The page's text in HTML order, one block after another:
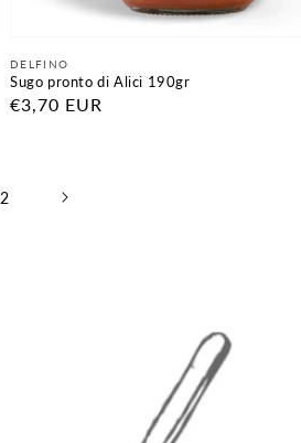
Fornitore:
DELFINO
Sugo pronto di Alici 190gr
Prezzo
€3,70 EUR
2